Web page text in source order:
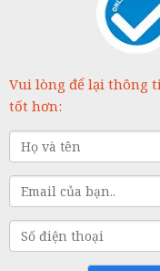
Vui lòng để lại thông
tốt hơn: